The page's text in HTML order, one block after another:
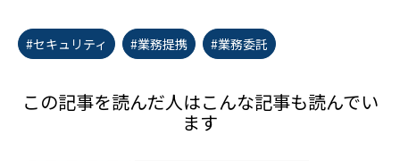
#セキュリティ #業務提携 #業務委託
この記事を読んだ人はこんな記事も読んでい
ます